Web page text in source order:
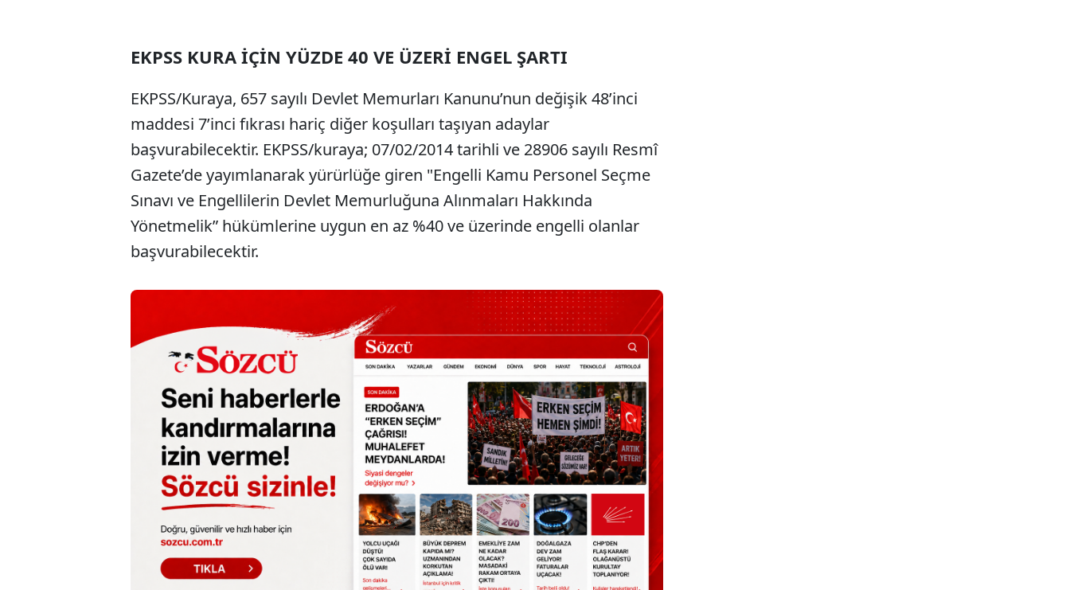
EKPSS KURA İÇİN YÜZDE 40 VE ÜZERİ ENGEL ŞARTI
EKPSS/Kuraya, 657 sayılı Devlet Memurları Kanunu’nun değişik 48’inci
maddesi 7’inci fıkrası hariç diğer koşulları taşıyan adaylar
başvurabilecektir. EKPSS/kuraya; 07/02/2014 tarihli ve 28906 sayılı Resmî
Gazete’de yayımlanarak yürürlüğe giren "Engelli Kamu Personel Seçme
Sınavı ve Engellilerin Devlet Memurluğuna Alınmaları Hakkında
Yönetmelik” hükümlerine uygun en az %40 ve üzerinde engelli olanlar
başvurabilecektir.